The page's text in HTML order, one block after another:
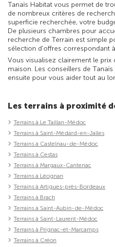
Tanaïs Habitat vous permet de
de nombreux critères de
superficie recherchée, votre
De plusieurs chambres pour
recherche de Terrain est simple
sélection d'offres correspondant
Vous visualisez clairement le prix
maison. Les conseillers de
ensuite pour vous aider tout au
Les terrains à proximité
Terrains à Le Taillan-Médoc
Terrains à Saint-Médard-en-Jalles
Terrains à Castelnau-de-Médoc
Terrains à Cestas
Terrains à Margaux-Cantenac
Terrains à Léognan
Terrains à Artigues-près-Bordeaux
Terrains à Brach
Terrains à Saint-Aubin-de-Médoc
Terrains à Saint-Laurent-Médoc
Terrains à Prignac-et-Marcamps
Terrains à Créon